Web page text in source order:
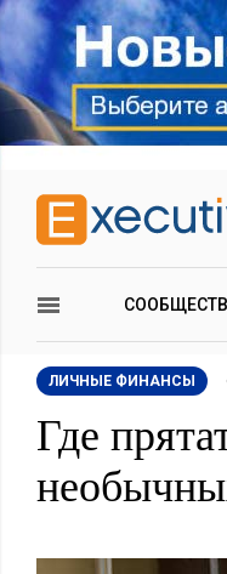
ЛИЧНЫЕ ФИНАНСЫ
Где